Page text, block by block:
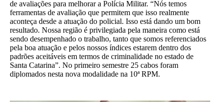
de avaliações para melhorar a Polícia Militar. “Nós temos
ferramentas de avaliação que permitem que isso realmente
aconteça desde a atuação do policial. Isso está dando um bom
resultado. Nossa região é privilegiada pela maneira como está
sendo desempenhado o trabalho, tanto que somos referenciados
pela boa atuação e pelos nossos índices estarem dentro dos
padrões aceitáveis em termos de criminalidade no estado de
Santa Catarina”. No primeiro semestre 25 cabos foram
diplomados nesta nova modalidade na 10ª RPM.